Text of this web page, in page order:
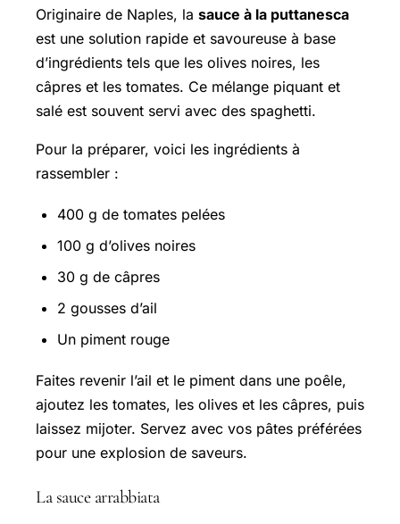
Originaire de Naples, la sauce à la puttanesca
est une solution rapide et savoureuse à base
d’ingrédients tels que les olives noires, les
câpres et les tomates. Ce mélange piquant et
salé est souvent servi avec des spaghetti.
Pour la préparer, voici les ingrédients à
rassembler :
400 g de tomates pelées
100 g d’olives noires
30 g de câpres
2 gousses d’ail
Un piment rouge
Faites revenir l’ail et le piment dans une poêle,
ajoutez les tomates, les olives et les câpres, puis
laissez mijoter. Servez avec vos pâtes préférées
pour une explosion de saveurs.
La sauce arrabbiata